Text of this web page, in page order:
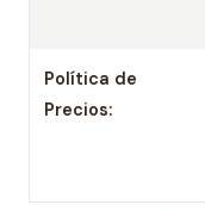
Política de
Precios: